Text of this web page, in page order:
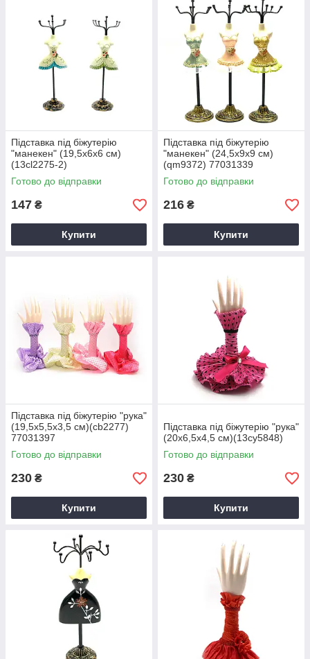
Підставка під біжутерію
"манекен" (19,5х6х6 см)
(13cl2275-2)
Готово до відправки
147 ₴
Купити
Підставка під біжутерію
"манекен" (24,5х9х9 см)
(qm9372) 77031339
Готово до відправки
216 ₴
Купити
Підставка під біжутерію "рука"
(19,5х5,5х3,5 см)(cb2277)
77031397
Готово до відправки
230 ₴
Купити
Підставка під біжутерію "рука"
(20х6,5х4,5 см)(13cy5848)
Готово до відправки
230 ₴
Купити